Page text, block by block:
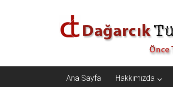
Dağarcık
Türkiye
Türkiye
Cumhuriyeti…
Ana Sayfa Hakkımızda